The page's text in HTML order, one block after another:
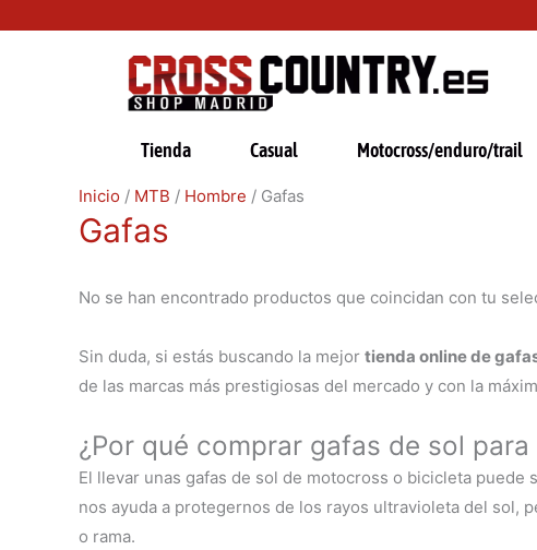
Tienda Casual Motocross/enduro/trail
Inicio / MTB / Hombre / Gafas
Gafas
No se han encontrado productos que coincidan con tu
Sin duda, si estás buscando la mejor tienda online de
de las marcas más prestigiosas del mercado y con la
¿Por qué comprar gafas de sol
El llevar unas gafas de sol de motocross o bicicleta
nos ayuda a protegernos de los rayos ultravioleta del sol,
o rama.